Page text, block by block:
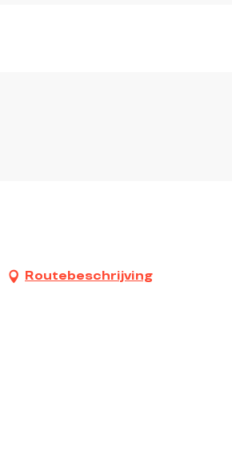
Routebeschrijving